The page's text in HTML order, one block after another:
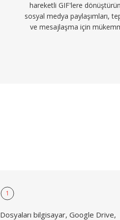
hareketli GIF'lere
sosyal medya paylaşımları,
ve mesajlaşma için
1
Dosyaları bilgisayar, Google Drive,